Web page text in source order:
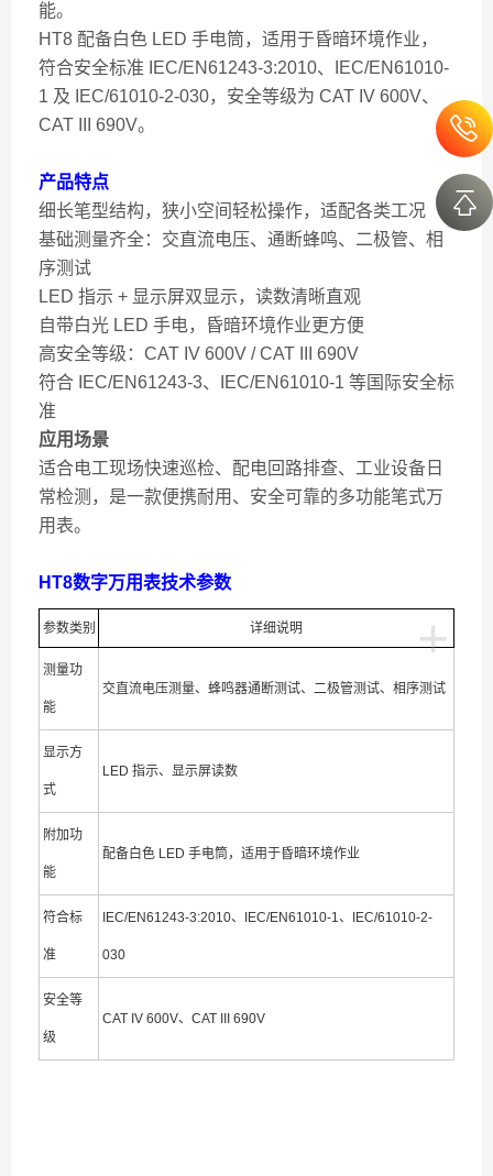
能。
HT8 配备白色 LED 手电筒，适用于昏暗环境作业，
符合安全标准 IEC/EN61243-3:2010、IEC/EN61010-
1 及 IEC/61010-2-030，安全等级为 CAT IV 600V、
CAT III 690V。
产品特点
细长笔型结构，狭小空间轻松操作，适配各类工况
基础测量齐全：交直流电压、通断蜂鸣、二极管、相
序测试
LED 指示 + 显示屏双显示，读数清晰直观
自带白光 LED 手电，昏暗环境作业更方便
高安全等级：CAT IV 600V / CAT III 690V
符合 IEC/EN61243-3、IEC/EN61010-1 等国际安全标
准
应用场景
适合电工现场快速巡检、配电回路排查、工业设备日
常检测，是一款便携耐用、安全可靠的多功能笔式万
用表。
HT8数字万用表技术参数
+
参数类别 详细说明
测量功
能
交直流电压测量、蜂鸣器通断测试、二极管测试、相序测试
显示方
式
LED 指示、显示屏读数
附加功
能
配备白色 LED 手电筒，适用于昏暗环境作业
符合标
准
IEC/EN61243-3:2010、IEC/EN61010-1、IEC/61010-2-
030
安全等
级
CAT IV 600V、CAT III 690V